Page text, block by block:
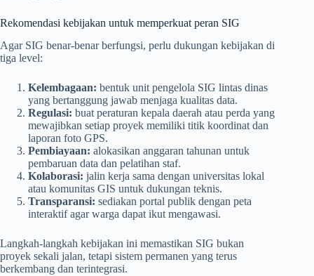
Rekomendasi kebijakan untuk memperkuat peran SIG
Agar SIG benar-benar berfungsi, perlu dukungan kebijakan di
tiga level:
Kelembagaan: bentuk unit pengelola SIG lintas dinas
yang bertanggung jawab menjaga kualitas data.
Regulasi: buat peraturan kepala daerah atau perda yang
mewajibkan setiap proyek memiliki titik koordinat dan
laporan foto GPS.
Pembiayaan: alokasikan anggaran tahunan untuk
pembaruan data dan pelatihan staf.
Kolaborasi: jalin kerja sama dengan universitas lokal
atau komunitas GIS untuk dukungan teknis.
Transparansi: sediakan portal publik dengan peta
interaktif agar warga dapat ikut mengawasi.
Langkah-langkah kebijakan ini memastikan SIG bukan
proyek sekali jalan, tetapi sistem permanen yang terus
berkembang dan terintegrasi.